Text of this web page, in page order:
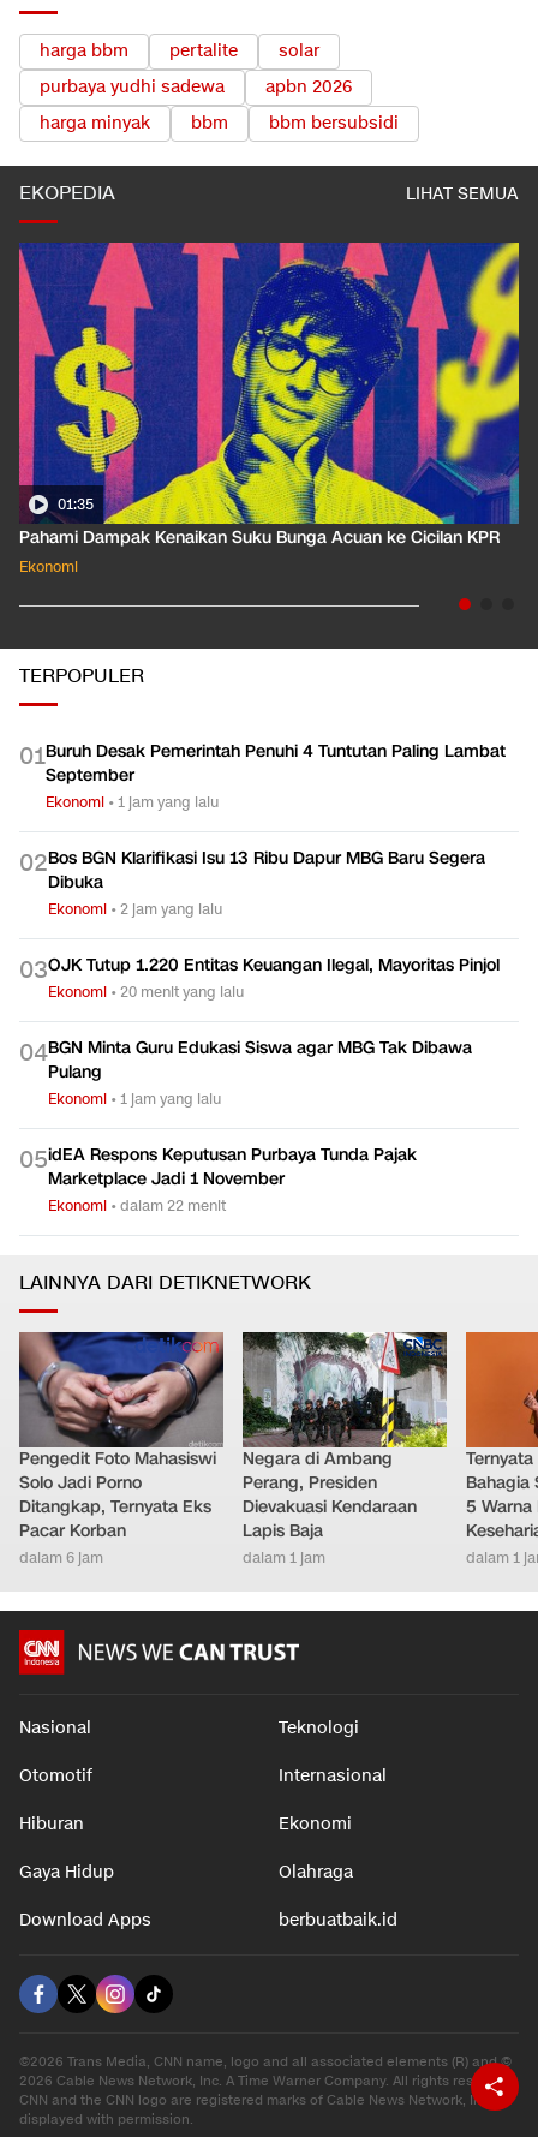
harga bbm pertalite
solar
purbaya yudhi sadewa
apbn 2026
harga minyak
bbm bbm bersubsidi
EKOPEDIA LIHAT SEMUA
01:35
Pahami Dampak Kenaikan Suku Bunga Acuan ke Cicilan KPR
Ekonomi
TERPOPULER
01Buruh Desak Pemerintah Penuhi 4 Tuntutan Paling Lambat
September
Ekonomi •1 jam yang lalu
02Bos BGN Klarifikasi Isu 13 Ribu Dapur MBG Baru Segera
Dibuka
Ekonomi •2 jam yang lalu
03OJK Tutup 1.220 Entitas Keuangan Ilegal, Mayoritas Pinjol
Ekonomi •20 menit yang lalu
04BGN Minta Guru Edukasi Siswa agar MBG Tak Dibawa
Pulang
Ekonomi •1 jam yang lalu
05idEA Respons Keputusan Purbaya Tunda Pajak
Marketplace Jadi 1 November
Ekonomi •dalam 22 menit
LAINNYA DARI DETIKNETWORK
Pengedit Foto Mahasiswi
Solo Jadi Porno
Ditangkap, Ternyata Eks
Pacar Korban
dalam 6 jam
Negara di Ambang
Perang, Presiden
Dievakuasi Kendaraan
Lapis Baja
dalam 1 jam
Bahagia
5
dalam 1
Nasional Teknologi
Otomotif Internasional
Hiburan Ekonomi
Gaya Hidup Olahraga
Download Apps berbuatbaik.id
©2026 Trans Media, CNN name, logo and all associated elements (R) and ©
2026 Cable News Network, Inc. A Time Warner Company. All rights reserved.
CNN and the CNN logo are registered marks of Cable News Network, Inc.,
displayed with permission.